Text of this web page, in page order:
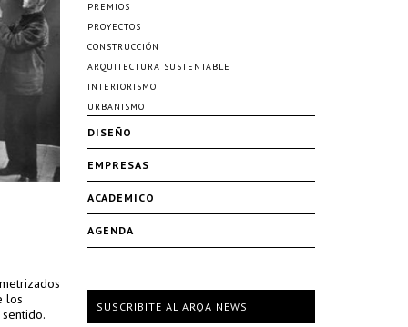
los
PREMIOS
PROYECTOS
CONSTRUCCIÓN
ARQUITECTURA SUSTENTABLE
INTERIORISMO
URBANISMO
DISEÑO
EMPRESAS
ACADÉMICO
AGENDA
SUSCRIBITE AL ARQA NEWS